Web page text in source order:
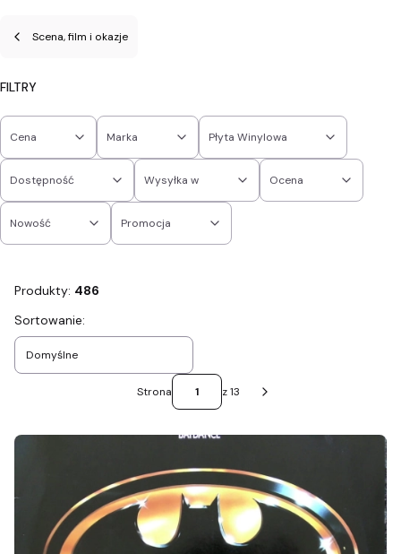
Scena, film i okazje
FILTRY
Cena Marka Płyta Winylowa
Dostępność Wysyłka w Ocena
Nowość Promocja
Produkty: 486
Lista produktów
Sortowanie:
Domyślne
Strona z 13
Następne produkty